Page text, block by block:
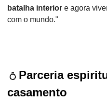
batalha interior e agora
com o mundo."
💍 Parceria
casamento